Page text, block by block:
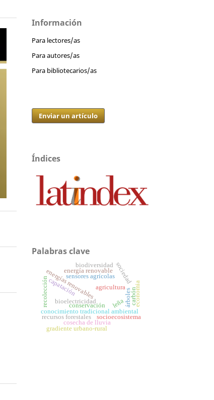
Información
Para lectores/as
Para autores/as
Para bibliotecarios/as
Enviar un artículo
Índices
Palabras clave
bioelectricidad
energías renovables
sensores agrícolas
agricultura
conocimiento tradicional ambiental
recolección árbolescarbón
energía renovable
leña
recursos forestales
biodiversidad
conservación
capatación
cosecha de lluvia
gradiente urbano-rural
economia
sociedad
socioecosistema